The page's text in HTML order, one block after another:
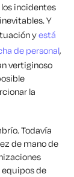
incidentes
Y
yestá
de personal,
vertiginoso
la
Todavía
de mano de
de